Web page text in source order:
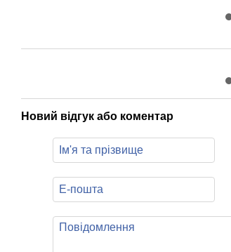
Новий відгук або коментар